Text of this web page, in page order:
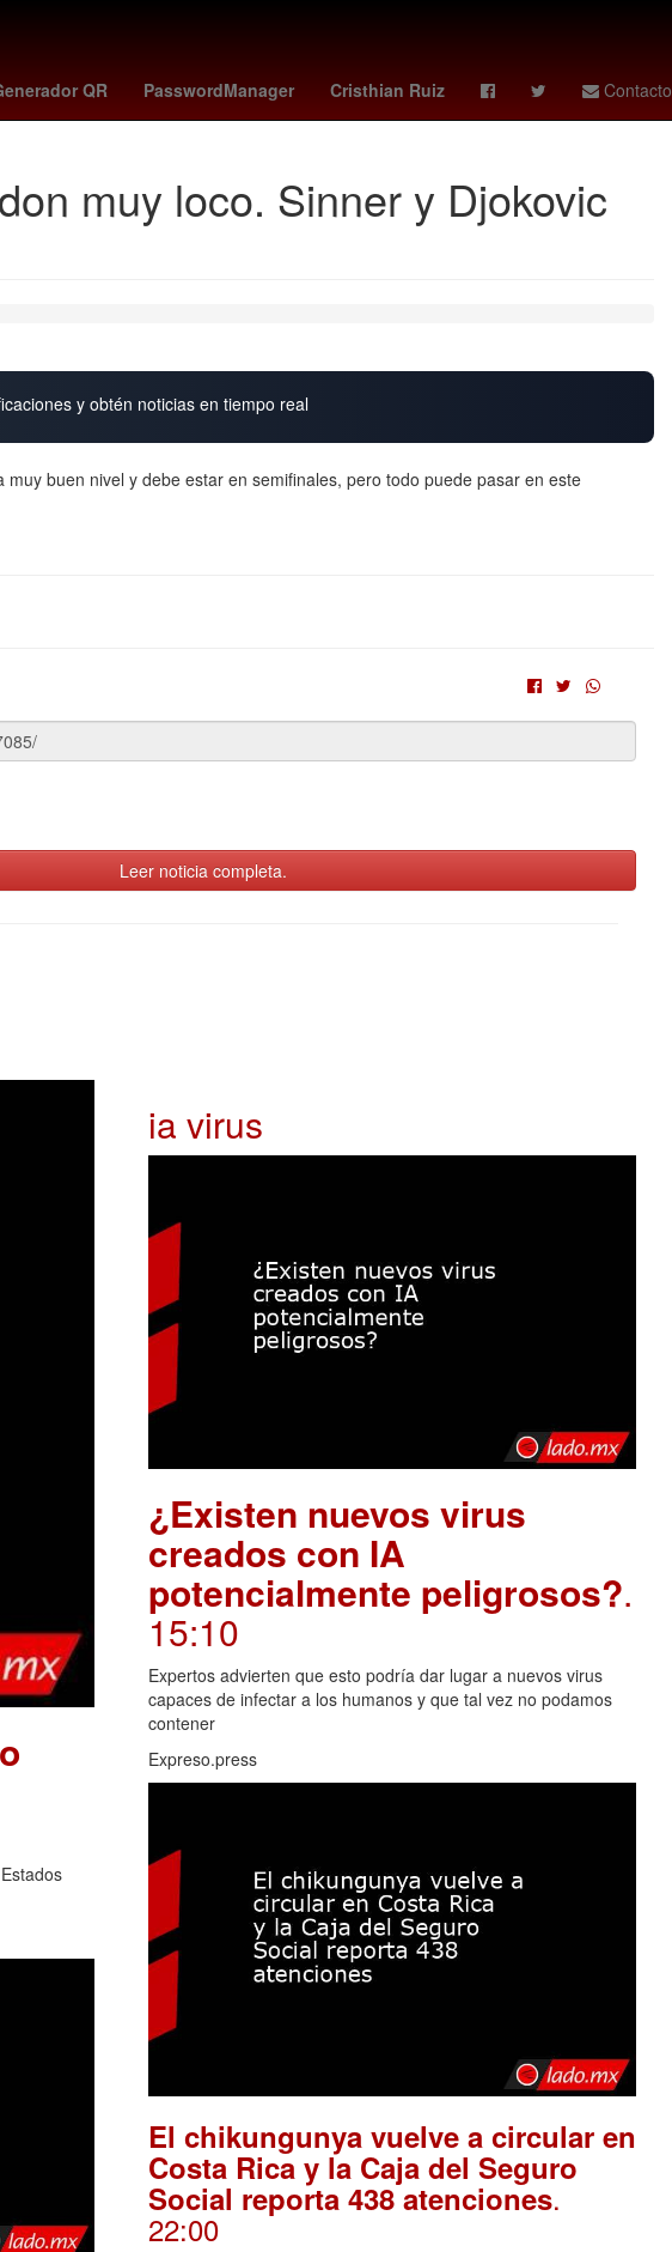
QR PasswordManager Cristhian Ruiz Contacto
Dólar estadounidense 2024 Cashless Usumacinta
muy loco. Sinner y Djokovic
y obtén noticias en tiempo real
muy buen nivel y debe estar en semifinales, pero todo puede pasar en este
Leer noticia completa.
ia virus
¿Existen nuevos virus
creados con IA
potencialmente peligrosos?.
15:10
Expertos advierten que esto podría dar lugar a nuevos virus
capaces de infectar a los humanos y que tal vez no podamos
contener
Expreso.press
El chikungunya vuelve a circular en
Costa Rica y la Caja del Seguro
Social reporta 438 atenciones.
22:00